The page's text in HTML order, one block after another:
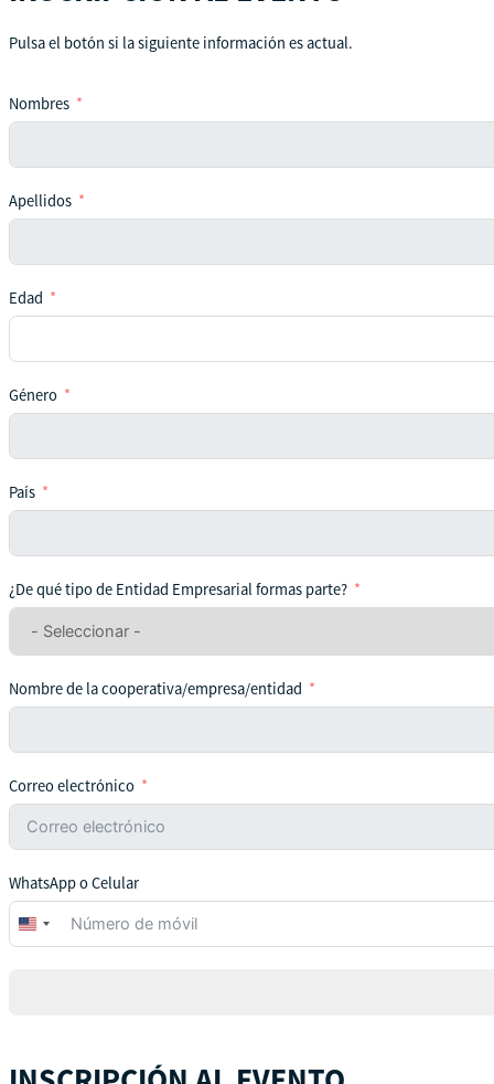
Pulsa el botón si la siguiente información es actual.
Nombres
Apellidos
Edad
Género
País
¿De qué tipo de Entidad Empresarial formas parte?
Nombre de la cooperativa/empresa/entidad
Correo electrónico
WhatsApp o Celular
United
States